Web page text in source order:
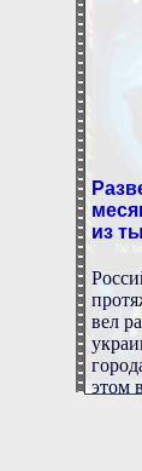
из
вел
этом
7